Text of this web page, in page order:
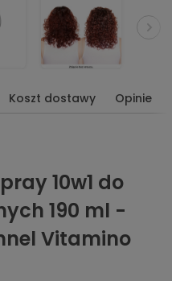
Koszt dostawy Opinie
10w1 do
190 ml -
Vitamino